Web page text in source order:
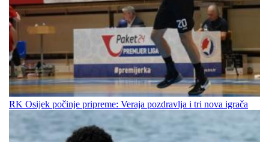
RK Osijek počinje pripreme: Veraja pozdravlja i tri nova igrača